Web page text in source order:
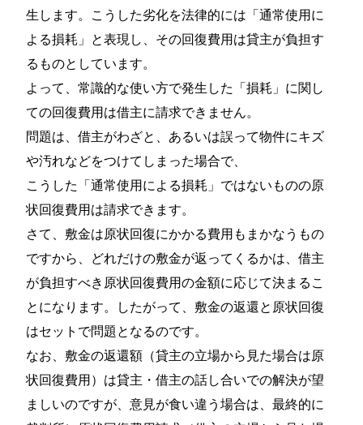
生します。こうした劣化を法律的には「通常使用に
よる損耗」と表現し、その回復費用は貸主が負担す
るものとしています。
よって、常識的な使い方で発生した「損耗」に関し
ての回復費用は借主に請求できません。
問題は、借主がわざと、あるいは誤って物件にキズ
や汚れなどをつけてしまった場合で、
こうした「通常使用による損耗」ではないものの原
状回復費用は請求できます。
さて、敷金は原状回復にかかる費用もまかなうもの
ですから、どれだけの敷金が返ってくるかは、借主
が負担すべき原状回復費用の金額に応じて決まるこ
とになります。したがって、敷金の返還と原状回復
はセットで問題となるのです。
なお、敷金の返還額（貸主の立場から見た場合は原
状回復費用）は貸主・借主の話し合いでの解決が望
ましいのですが、意見が食い違う場合は、最終的に